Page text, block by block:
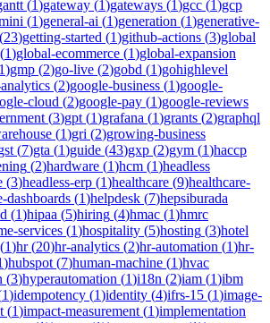
(1)gateway (1)gateways (1)gcc (1)gcp
(1)general-ai (1)generation (1)generative-
(23)getting-started (1)github-actions (3)global
(1)global-ecommerce (1)global-expansion
1)gmp (2)go-live (2)gobd (1)gohighlevel
(2)google-business (1)google-
cloud (2)google-pay (1)google-reviews
(3)gpt (1)grafana (1)grants (2)graphql
(1)gri (2)growing-business
(7)gta (1)guide (43)gxp (2)gym (1)haccp
(2)hardware (1)hcm (1)headless
(3)headless-erp (1)healthcare (9)healthcare-
dashboards (1)helpdesk (7)hepsiburada
(1)hipaa (5)hiring (4)hmac (1)hmrc
services (1)hospitality (5)hosting (3)hotel
(1)hr(20)hr-analytics (2)hr-automation (1)hr-
)hubspot (7)human-machine (1)hvac
(3)hyperautomation (1)i18n (2)iam (1)ibm
1)idempotency (1)identity (4)ifrs-15 (1)image-
(1)impact-measurement (1)implementation